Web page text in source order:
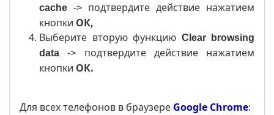
cache -> подтвердите действие нажатием
кнопки ОК​,
Выберите вторую функцию Clear browsing
data
-> подтвердите действие нажатием
кнопки ОК​.
Для всех телефонов в браузере Google Chrome: